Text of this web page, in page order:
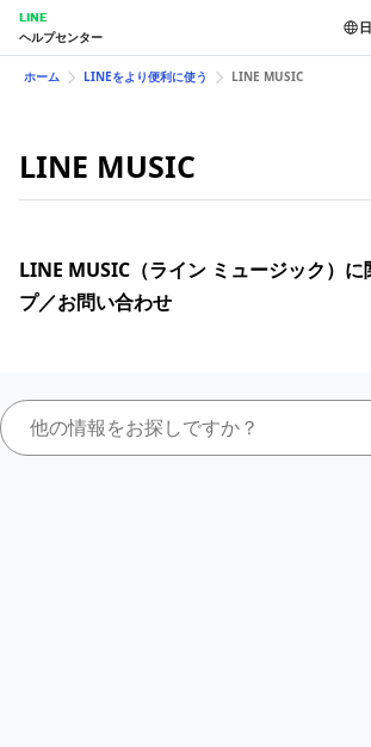
LINE
ヘルプセンター
ホーム LINEをより便利に使う LINE MUSIC
LINE MUSIC
LINE MUSIC（ライン ミュージック）に
プ／お問い合わせ